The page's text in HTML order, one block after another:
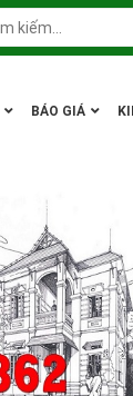
BÁO GIÁ